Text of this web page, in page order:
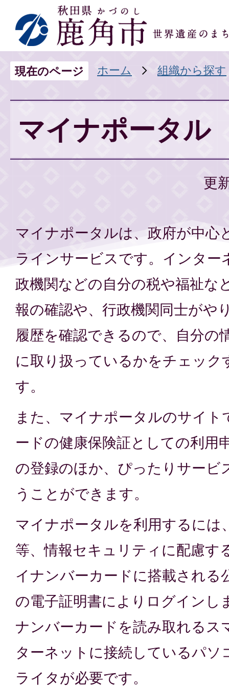
現在のページ ホーム 組織から探す
マイナポータル
更
マイナポータルは、政府が中心
ラインサービスです。インター
政機関などの自分の税や福祉な
報の確認や、行政機関同士がや
履歴を確認できるので、自分の
に取り扱っているかをチェック
す。
また、マイナポータルのサイ
ードの健康保険証としての利用
の登録のほか、ぴったりサービ
うことができます。
マイナポータルを利用するには
等、情報セキュリティに配慮す
イナンバーカードに搭載される
の電子証明書によりログインし
ナンバーカードを読み取れるス
ターネットに接続しているパソ
ライタが必要です。